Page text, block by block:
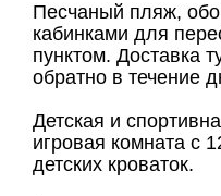
Песчаный пляж,
кабинками для
пунктом. Доставка
обратно в течение
Детская и
игровая комната с
детских кроваток.